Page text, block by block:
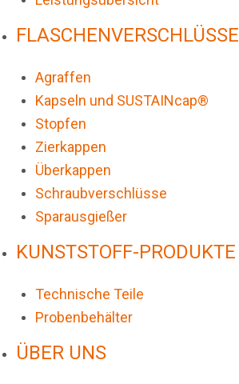
FLASCHENVERSCHLÜSSE
Agraffen
Kapseln und SUSTAINcap®
Stopfen
Zierkappen
Überkappen
Schraubverschlüsse
Sparausgießer
KUNSTSTOFF-PRODUKTE
Technische Teile
Probenbehälter
ÜBER UNS